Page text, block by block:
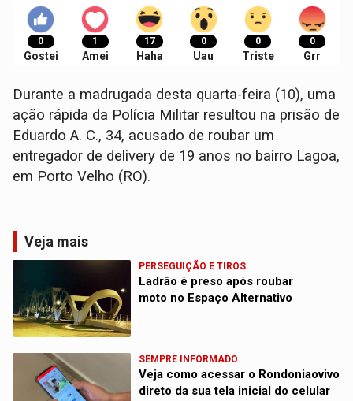
0
Gostei
1
Amei
17
Haha
0
Uau
0
Triste
0
Grr
Durante a madrugada desta quarta-feira (10), uma
ação rápida da Polícia Militar resultou na prisão de
Eduardo A. C., 34, acusado de roubar um
entregador de delivery de 19 anos no bairro Lagoa,
em Porto Velho (RO).
Veja mais
PERSEGUIÇÃO E TIROS
Ladrão é preso após roubar
moto no Espaço Alternativo
SEMPRE INFORMADO
Veja como acessar o Rondoniaovivo
direto da sua tela inicial do celular